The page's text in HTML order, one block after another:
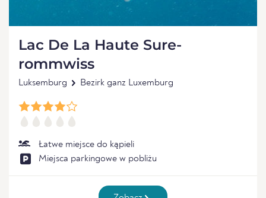
Lac De La Haute Sure-
rommwiss
Luksemburg Bezirk ganz Luxemburg
Łatwe miejsce do kąpieli
Miejsca parkingowe w pobliżu